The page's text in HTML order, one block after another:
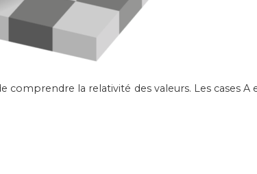
comprendre la relativité des valeurs. Les cases